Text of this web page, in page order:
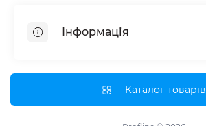
Спецінструмент для СТО
Інформація
Оплата і доставка
Партнерам
Каталог товарів